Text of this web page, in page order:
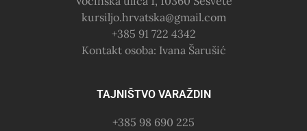
kursiljo.hrvatska@gmail.com
+385 91 722 4342
Kontakt osoba: Ivana Šarušić
TAJNIŠTVO VARAŽDIN
+385 98 690 225